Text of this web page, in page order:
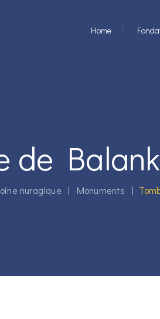
Home
de
nuragique| Monuments |